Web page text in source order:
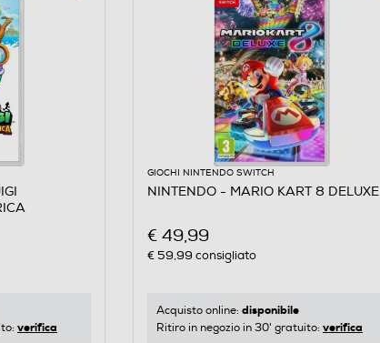
verifica
GIOCHI NINTENDO SWITCH
NINTENDO - MARIO KART 8 DELUXE
€ 49,99
€ 59,99 consigliato
Acquisto online: disponibile
Ritiro in negozio in 30' gratuito: verifica